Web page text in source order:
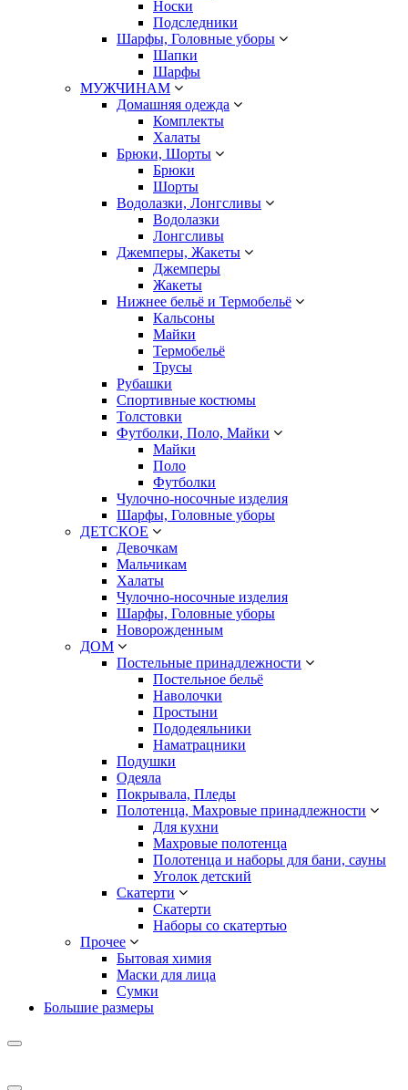
Носки
Подследники
Шарфы, Головные уборы
Шапки
Шарфы
МУЖЧИНАМ
Домашняя одежда
Комплекты
Халаты
Брюки, Шорты
Брюки
Шорты
Водолазки, Лонгсливы
Водолазки
Лонгсливы
Джемперы, Жакеты
Джемперы
Жакеты
Нижнее бельё и Термобельё
Кальсоны
Майки
Термобельё
Трусы
Рубашки
Спортивные костюмы
Толстовки
Футболки, Поло, Майки
Майки
Поло
Футболки
Чулочно-носочные изделия
Шарфы, Головные уборы
ДЕТСКОЕ
Девочкам
Мальчикам
Халаты
Чулочно-носочные изделия
Шарфы, Головные уборы
Новорожденным
ДОМ
Постельные принадлежности
Постельное бельё
Наволочки
Простыни
Пододеяльники
Наматрацники
Подушки
Одеяла
Покрывала, Пледы
Полотенца, Махровые принадлежности
Для кухни
Махровые полотенца
Полотенца и наборы для бани, сауны
Уголок детский
Скатерти
Скатерти
Наборы со скатертью
Прочее
Бытовая химия
Маски для лица
Сумки
Большие размеры